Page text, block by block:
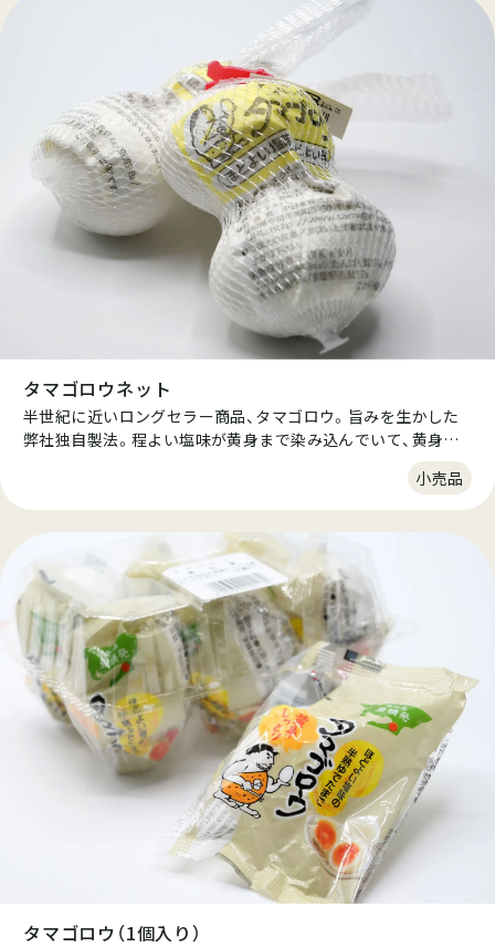
タマゴロウネット
半世紀に近いロングセラー商品、タマゴロウ。旨みを生かした
弊社独自製法。程よい塩味が黄身まで染み込んでいて、黄身の
しっとり感がたまらない。家庭では真似できない味わいと口ど
け、そして飽きのこない味わい。 糖質ダイエットを意識してい
る消費者の方々にも好まれています。おにぎりやお弁当にプラ
スしての、もう一品としてお買い求めいただいています。
小売品
タマゴロウ（1個入り）